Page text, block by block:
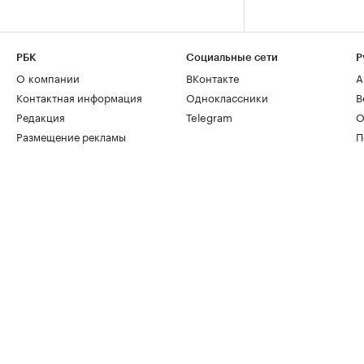
РБК
О компании
Контактная информация
Редакция
Размещение рекламы
Социальные сети
ВКонтакте
Одноклассники
Telegram